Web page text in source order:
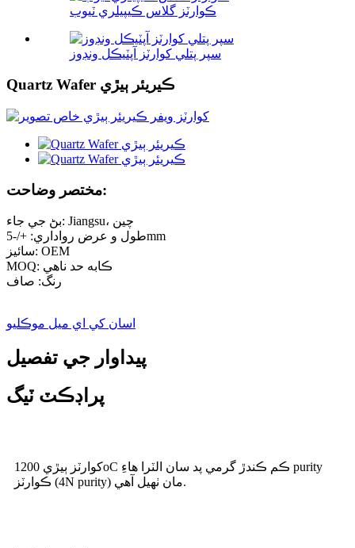
ڪوارٽز گلاس ڪيپيلري ٽيوب
سپر پتلي کوارٽز آپٽيڪل ونڊوز
Quartz Wafer ڪيريئر ٻيڙي
مختصر وضاحت:
بڻ جي جاء: Jiangsu، چين
طول و عرض رواداري: +/-5mm
سائيز: OEM
MOQ: ڪابه حد ناهي
رنگ: صاف
اسان کي اي ميل موڪليو
پيداوار جي تفصيل
پراڊڪٽ ٽيگ
کوارٽز ٻيڙي 1200oC ڪم ڪندڙ گرمي پد سان الٽرا هاءِ purity
ڪوارٽز (4N purity) مان ٺهيل آهي.